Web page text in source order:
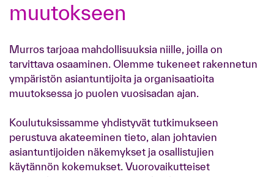
muutokseen
Murros tarjoaa mahdollisuuksia niille, joilla on
tarvittava osaaminen. Olemme tukeneet rakennetun
ympäristön asiantuntijoita ja organisaatioita
muutoksessa jo puolen vuosisadan ajan.
Koulutuksissamme yhdistyvät tutkimukseen
perustuva akateeminen tieto, alan johtavien
asiantuntijoiden näkemykset ja osallistujien
käytännön kokemukset. Vuorovaikutteiset